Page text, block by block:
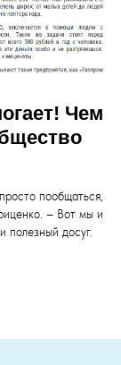
Чем
пообщаться,
– Вот мы и
полезный досуг.